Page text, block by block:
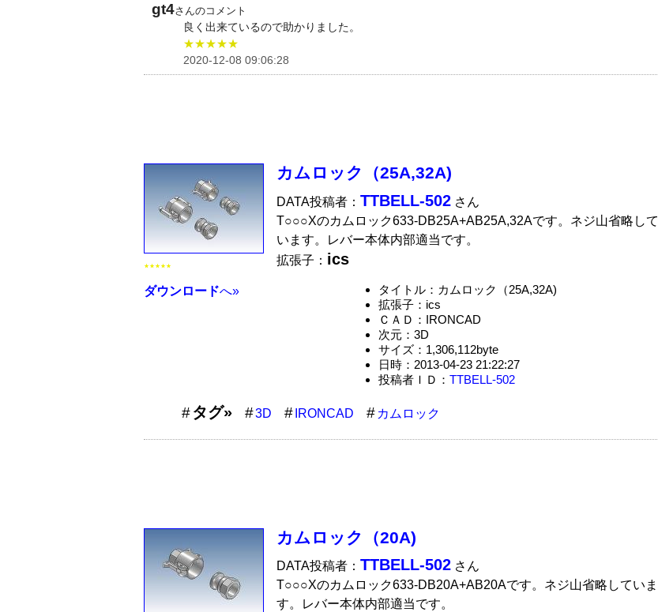
gt4さんのコメント
良く出来ているので助かりました。
★★★★★
2020-12-08 09:06:28
★★★★★
ダウンロードへ»
カムロック（25A,32A)
DATA投稿者： TTBELL-502 さん
T○○○Xのカムロック633-DB25A+AB25A,32Aです。ネジ山省略して
います。レバー本体内部適当です。
拡張子： ics
タイトル：カムロック（25A,32A)
拡張子：ics
ＣＡＤ：IRONCAD
次元：3D
サイズ：1,306,112byte
日時：2013-04-23 21:22:27
投稿者ＩＤ： TTBELL-502
タグ» 3D IRONCAD カムロック
カムロック（20A)
DATA投稿者： TTBELL-502 さん
T○○○Xのカムロック633-DB20A+AB20Aです。ネジ山省略していま
す。レバー本体内部適当です。